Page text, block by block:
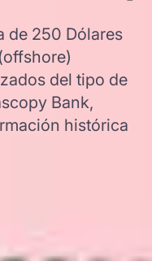
de 250 Dólares
del tipo de
Bank,
histórica